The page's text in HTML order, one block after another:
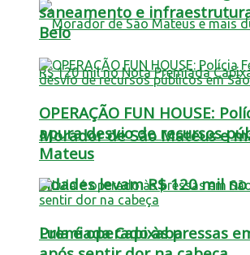
Morador de São Mateus e
cidades levam R$ 120 mil
Premiada Capixaba
saneamento e
Belo
OPERAÇÃO FUN HOUSE:
apura desvio de recursos
Mateus
Lula é operado às pressas